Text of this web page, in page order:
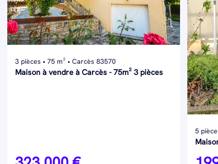
3 pièces • 75 m² • Carcès 83570
Maison à vendre à Carcès - 75m² 3 pièces
5